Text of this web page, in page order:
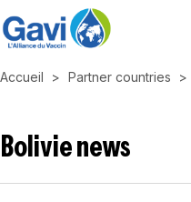
Skip
to
content
Accueil Partner countries
Bolivie news